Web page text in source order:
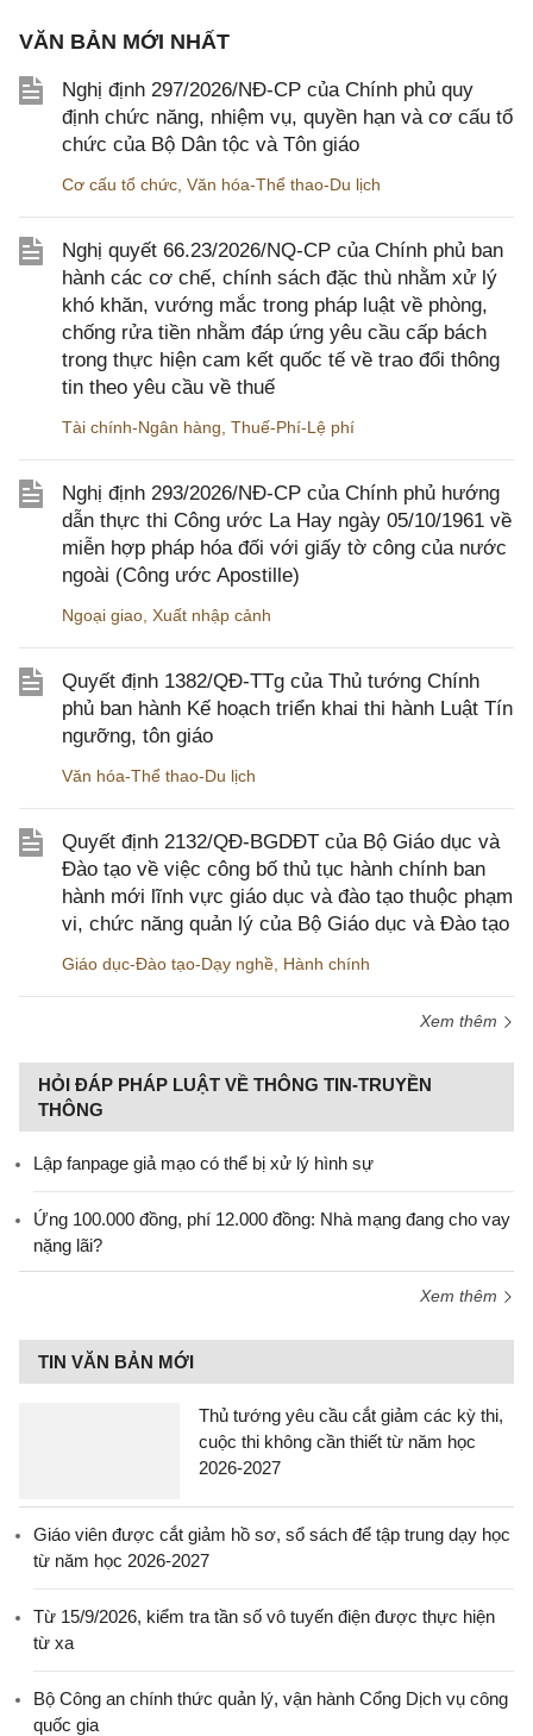
VĂN BẢN MỚI NHẤT
Nghị định 297/2026/NĐ-CP của Chính phủ quy
định chức năng, nhiệm vụ, quyền hạn và cơ cấu tổ
chức của Bộ Dân tộc và Tôn giáo
Cơ cấu tổ chức Văn hóa-Thể thao-Du lịch
Nghị quyết 66.23/2026/NQ-CP của Chính phủ ban
hành các cơ chế, chính sách đặc thù nhằm xử lý
khó khăn, vướng mắc trong pháp luật về phòng,
chống rửa tiền nhằm đáp ứng yêu cầu cấp bách
trong thực hiện cam kết quốc tế về trao đổi thông
tin theo yêu cầu về thuế
Tài chính-Ngân hàng Thuế-Phí-Lệ phí
Nghị định 293/2026/NĐ-CP của Chính phủ hướng
dẫn thực thi Công ước La Hay ngày 05/10/1961 về
miễn hợp pháp hóa đối với giấy tờ công của nước
ngoài (Công ước Apostille)
Ngoại giao Xuất nhập cảnh
Quyết định 1382/QĐ-TTg của Thủ tướng Chính
phủ ban hành Kế hoạch triển khai thi hành Luật Tín
ngưỡng, tôn giáo
Văn hóa-Thể thao-Du lịch
Quyết định 2132/QĐ-BGDĐT của Bộ Giáo dục và
Đào tạo về việc công bố thủ tục hành chính ban
hành mới lĩnh vực giáo dục và đào tạo thuộc phạm
vi, chức năng quản lý của Bộ Giáo dục và Đào tạo
Giáo dục-Đào tạo-Dạy nghề Hành chính
Xem thêm
HỎI ĐÁP PHÁP LUẬT VỀ THÔNG TIN-TRUYỀN
THÔNG
Lập fanpage giả mạo có thể bị xử lý hình sự
Ứng 100.000 đồng, phí 12.000 đồng: Nhà mạng đang cho vay
nặng lãi?
Xem thêm
TIN VĂN BẢN MỚI
Thủ tướng yêu cầu cắt giảm các kỳ thi,
cuộc thi không cần thiết từ năm học
2026-2027
Giáo viên được cắt giảm hồ sơ, sổ sách để tập trung dạy học
từ năm học 2026-2027
Từ 15/9/2026, kiểm tra tần số vô tuyến điện được thực hiện
từ xa
Bộ Công an chính thức quản lý, vận hành Cổng Dịch vụ công
quốc gia